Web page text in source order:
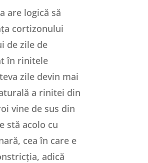
are logică să
cortizonului
de zile de
în rinitele
zile devin mai
a rinitei din
vine de sus din
stă acolo cu
cea în care e
adică